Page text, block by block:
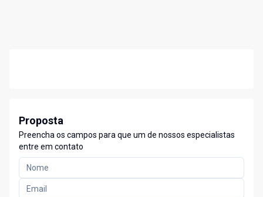
Proposta
Preencha os campos para que um de nossos especialistas
entre em contato